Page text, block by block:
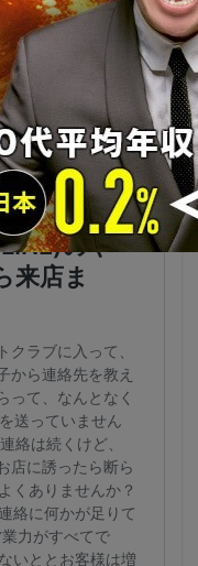
い」と次の展開を考
などは、前科者であ
上がれる世界。今
るのか興味深いです